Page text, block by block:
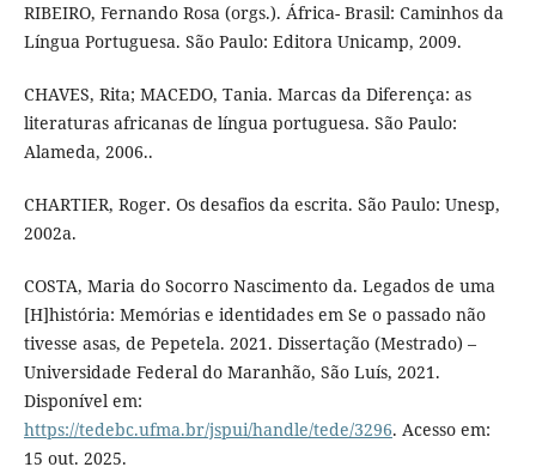
RIBEIRO, Fernando Rosa (orgs.). África- Brasil: Caminhos da
Língua Portuguesa. São Paulo: Editora Unicamp, 2009.
CHAVES, Rita; MACEDO, Tania. Marcas da Diferença: as
literaturas africanas de língua portuguesa. São Paulo:
Alameda, 2006..
CHARTIER, Roger. Os desafios da escrita. São Paulo: Unesp,
2002a.
COSTA, Maria do Socorro Nascimento da. Legados de uma
[H]história: Memórias e identidades em Se o passado não
tivesse asas, de Pepetela. 2021. Dissertação (Mestrado) –
Universidade Federal do Maranhão, São Luís, 2021.
Disponível em:
https://tedebc.ufma.br/jspui/handle/tede/3296. Acesso em:
15 out. 2025.